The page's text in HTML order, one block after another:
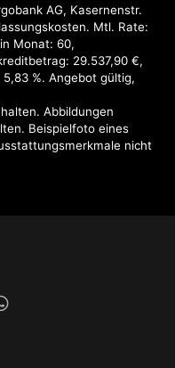
AG, Kasernenstr.
Mtl. Rate:
Monat: 60,
29.537,90 €,
%. Angebot gültig,
Abbildungen
Beispielfoto eines
nicht